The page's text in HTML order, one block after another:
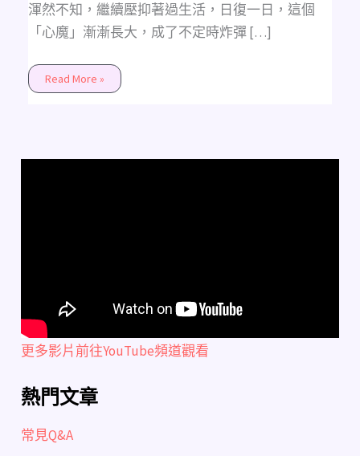
渾然不知，繼續壓抑著過生活，日復一日，這個
「心魔」漸漸長大，成了不定時炸彈 […]
Read More »
更多影片前往YouTube頻道觀看
熱門文章
常見Q&A